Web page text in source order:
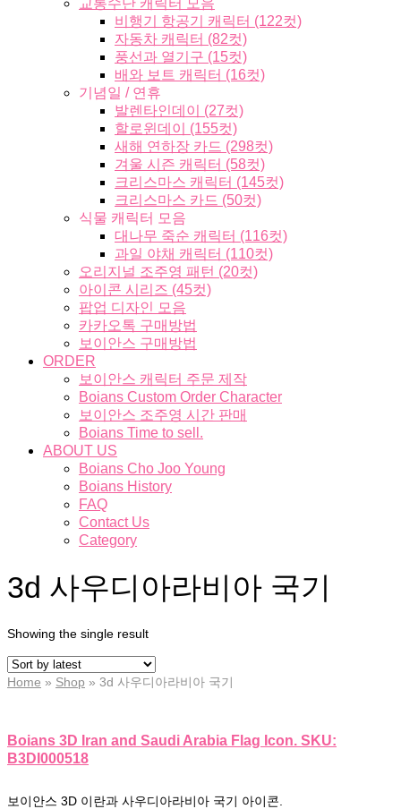
교통수단 캐릭터 모음
비행기 항공기 캐릭터 (122컷)
자동차 캐릭터 (82컷)
풍선과 열기구 (15컷)
배와 보트 캐릭터 (16컷)
기념일 / 연휴
발렌타인데이 (27컷)
할로윈데이 (155컷)
새해 연하장 카드 (298컷)
겨울 시즌 캐릭터 (58컷)
크리스마스 캐릭터 (145컷)
크리스마스 카드 (50컷)
식물 캐릭터 모음
대나무 죽순 캐릭터 (116컷)
과일 야채 캐릭터 (110컷)
오리지널 조주영 패턴 (20컷)
아이콘 시리즈 (45컷)
팝업 디자인 모음
카카오톡 구매방법
보이안스 구매방법
ORDER
보이안스 캐릭터 주문 제작
Boians Custom Order Character
보이안스 조주영 시간 판매
Boians Time to sell.
ABOUT US
Boians Cho Joo Young
Boians History
FAQ
Contact Us
Category
3d 사우디아라비아 국기
Showing the single result
Home » Shop » 3d 사우디아라비아 국기
Boians 3D Iran and Saudi Arabia Flag Icon. SKU:
B3DI000518
보이안스 3D 이란과 사우디아라비아 국기 아이콘.